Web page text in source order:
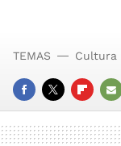
FACEBOOK
TWITTER
E-
TEMAS Cultura